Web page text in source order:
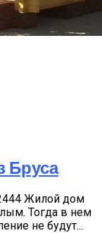
Бруса
Жилой дом
Тогда в нем
не будут...